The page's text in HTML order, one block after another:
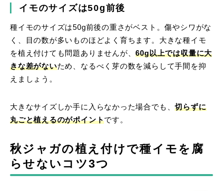
イモのサイズは50g前後
種イモのサイズは50g前後の重さがベスト。傷やシワがな
く、目の数が多いものほどよく育ちます。大きな種イモ
を植え付けても問題ありませんが、60g以上では収量に大
きな差がないため、なるべく芽の数を減らして手間を抑
えましょう。
大きなサイズしか手に入らなかった場合でも、切らずに
丸ごと植えるのがポイントです。
秋ジャガの植え付けで種イモを腐
らせないコツ3つ